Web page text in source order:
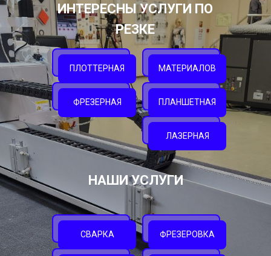
ИНТЕРЕСНЫ УСЛУГИ ПО
РЕЗКЕ
НАШИ УСЛУГИ
ФРЕЗЕРНАЯ
ПЛОТТЕРНАЯ
ПЛАНШЕТНАЯ
МАТЕРИАЛОВ
ЛАЗЕРНАЯ
СВАРКА ФРЕЗЕРОВКА